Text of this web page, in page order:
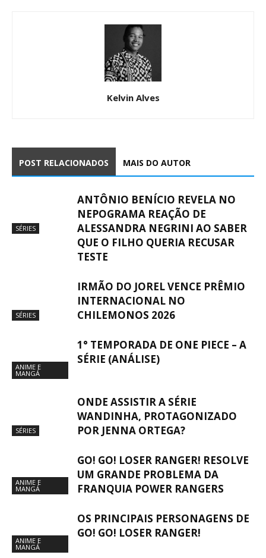
Kelvin Alves
POST RELACIONADOS MAIS DO AUTOR
SÉRIES
ANTÔNIO BENÍCIO REVELA NO
NEPOGRAMA REAÇÃO DE
ALESSANDRA NEGRINI AO SABER
QUE O FILHO QUERIA RECUSAR
TESTE
SÉRIES
IRMÃO DO JOREL VENCE PRÊMIO
INTERNACIONAL NO
CHILEMONOS 2026
ANIME E
MANGÁ
1° TEMPORADA DE ONE PIECE – A
SÉRIE (ANÁLISE)
SÉRIES
ONDE ASSISTIR A SÉRIE
WANDINHA, PROTAGONIZADO
POR JENNA ORTEGA?
ANIME E
MANGÁ
GO! GO! LOSER RANGER! RESOLVE
UM GRANDE PROBLEMA DA
FRANQUIA POWER RANGERS
ANIME E
MANGÁ
OS PRINCIPAIS PERSONAGENS DE
GO! GO! LOSER RANGER!